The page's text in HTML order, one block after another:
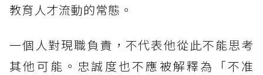
教育人才流動的常態。
一個人對現職負責，不代表他從此不能思考
其他可能。忠誠度也不應被解釋為「不准